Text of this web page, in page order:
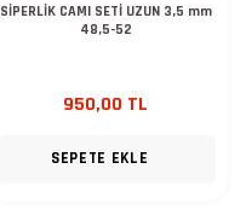
SİPERLİK CAMI SETİ UZUN 3,5 mm
48,5-52
950,00 TL
SEPETE EKLE